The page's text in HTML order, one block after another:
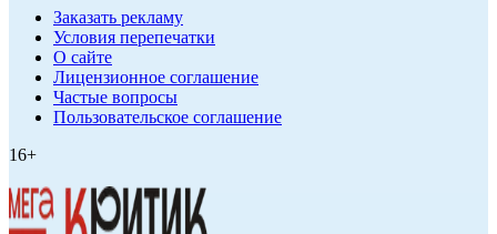
Заказать рекламу
Условия перепечатки
О сайте
Лицензионное соглашение
Частые вопросы
Пользовательское соглашение
16+